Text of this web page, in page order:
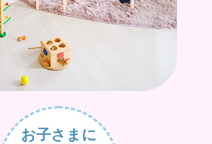
お子さまに